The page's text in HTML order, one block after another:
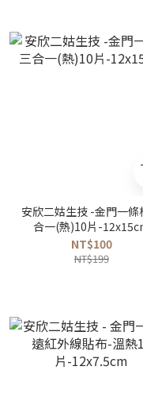
安欣二姑生技 -金門一條
合一(熱)10片-
NT$100
NT$199